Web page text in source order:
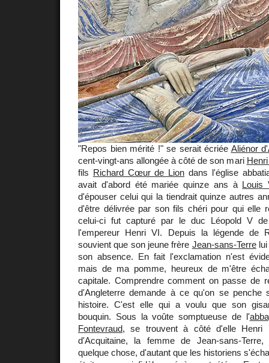
"Repos bien mérité !" se serait écriée Aliénor
cent-vingt-ans allongée à côté de son mari
fils Richard Cœur de Lion dans l'église
avait d'abord été mariée quinze ans à Louis
d'épouser celui qui la tiendrait quinze autres
d'être délivrée par son fils chéri pour qui elle
celui-ci fut capturé par le duc Léopold V
l'empereur Henri VI. Depuis la légende de
souvient que son jeune frère Jean-sans-Terrelui
son absence. En fait l'exclamation n'est
mais de ma pomme, heureux de m'être
capitale. Comprendre comment on passe de
d'Angleterre demande à ce qu'on se penche
histoire. C'est elle qui a voulu que son
bouquin. Sous la voûte somptueuse de l'
Fontevraud, se trouvent à côté d'elle Henri
d'Acquitaine, la femme de Jean-sans-
quelque chose, d'autant que les historiens